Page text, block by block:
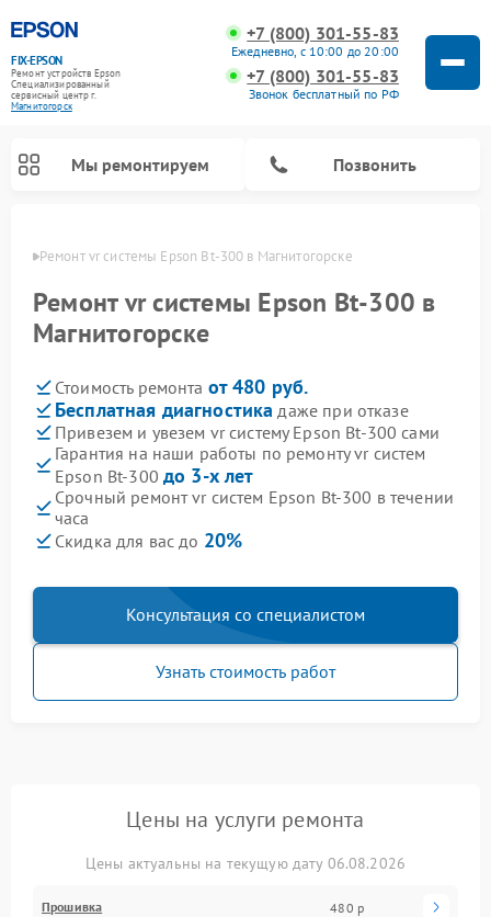
FIX-EPSON
Ремонт устройств Epson
Специализированный
cервисный центр г.
Магнитогорск
+7 (800) 301-55-83
Ежедневно, с 10:00 до 20:00
+7 (800) 301-55-83
Звонок бесплатный по РФ
Мы ремонтируем Позвонить
Ремонт vr системы Epson Bt-300 в Магнитогорске
Ремонт vr системы Epson Bt-300 в
Магнитогорске
Стоимость ремонта от 480 руб.
Бесплатная диагностика даже при отказе
Привезем и увезем vr систему Epson Bt-300 сами
Гарантия на наши работы по ремонту vr систем
Epson Bt-300 до 3-х лет
Срочный ремонт vr систем Epson Bt-300 в течении
часа
Скидка для вас до 20%
Консультация со специалистом
Узнать стоимость работ
Цены на услуги ремонта
Цены актуальны на текущую дату 06.08.2026
Прошивка 480 р